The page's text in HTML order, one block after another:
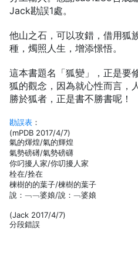
Jack勘誤1處。
他山之石，可以攻錯，借用狐
種，燭照人生，增添憬悟。
這本書題名「狐變」，正是要
狐的觀念，因為就心性而言，
勝於狐者，正是書不勝書呢！
勘誤表 ：
(mPDB 2017/4/7)
氣的煇煌/氣的輝煌
氣勢磅礡/氣勢磅礴
你叼擾人家/你叨擾人家
栓在/拴在
楝樹的的葉子/楝樹的葉子
說：﹁﹁婆娘/說：﹁婆娘
(Jack 2017/4/7)
分段錯誤